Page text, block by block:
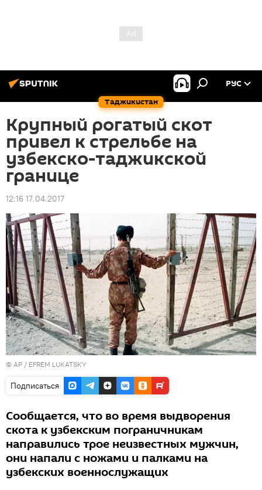
Таджикистан
РУС
Крупный рогатый скот
привел к стрельбе на
узбекско-таджикской
границе
12:16 17.04.2017
© AP / EFREM LUKATSKY
Подписаться
Сообщается, что во время выдворения
скота к узбекским пограничникам
направились трое неизвестных мужчин,
они напали с ножами и палками на
узбекских военнослужащих